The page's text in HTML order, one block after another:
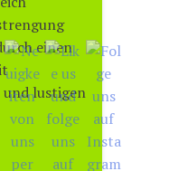
einen
und lustigen